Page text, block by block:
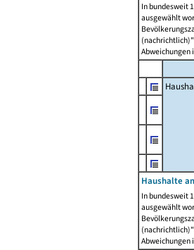
In bundesweit
ausgewählt
Abweichungen
Haushalte
In bundesweit
ausgewählt
Abweichungen